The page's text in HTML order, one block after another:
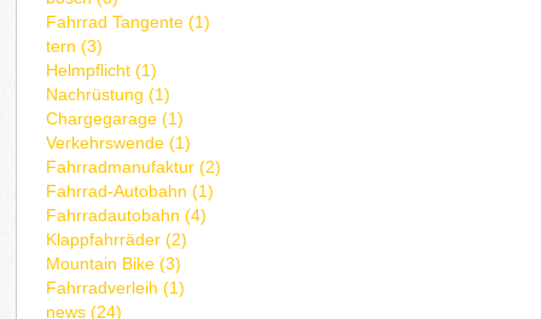
Fahrrad Tangente (1)
tern (3)
Helmpflicht (1)
Nachrüstung (1)
Chargegarage (1)
Verkehrswende (1)
Fahrradmanufaktur (2)
Fahrrad-Autobahn (1)
Fahrradautobahn (4)
Klappfahrräder (2)
Mountain Bike (3)
Fahrradverleih (1)
news (24)